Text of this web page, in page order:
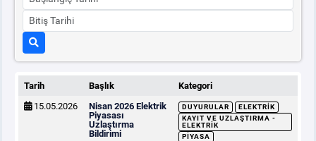
Tarih Başlık
Kategori
15.05.2026
Nisan 2026 Elektrik
Piyasası
Uzlaştırma
Bildirimi
DUYURULAR
ELEKTRIK
KAYIT VE UZLAŞTIRMA -
ELEKTRIK
PIYASA